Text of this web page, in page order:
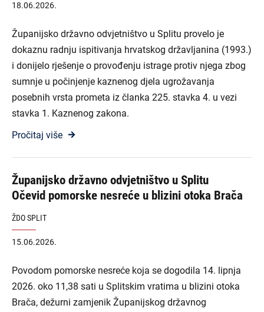
18.06.2026.
Županijsko državno odvjetništvo u Splitu provelo je
dokaznu radnju ispitivanja hrvatskog državljanina (1993.)
i donijelo rješenje o provođenju istrage protiv njega zbog
sumnje u počinjenje kaznenog djela ugrožavanja
posebnih vrsta prometa iz članka 225. stavka 4. u vezi
stavka 1. Kaznenog zakona.
Pročitaj više
Županijsko državno odvjetništvo u Splitu
Očevid pomorske nesreće u blizini otoka Brača
ŽDO SPLIT
15.06.2026.
Povodom pomorske nesreće koja se dogodila 14. lipnja
2026. oko 11,38 sati u Splitskim vratima u blizini otoka
Brača, dežurni zamjenik Županijskog državnog